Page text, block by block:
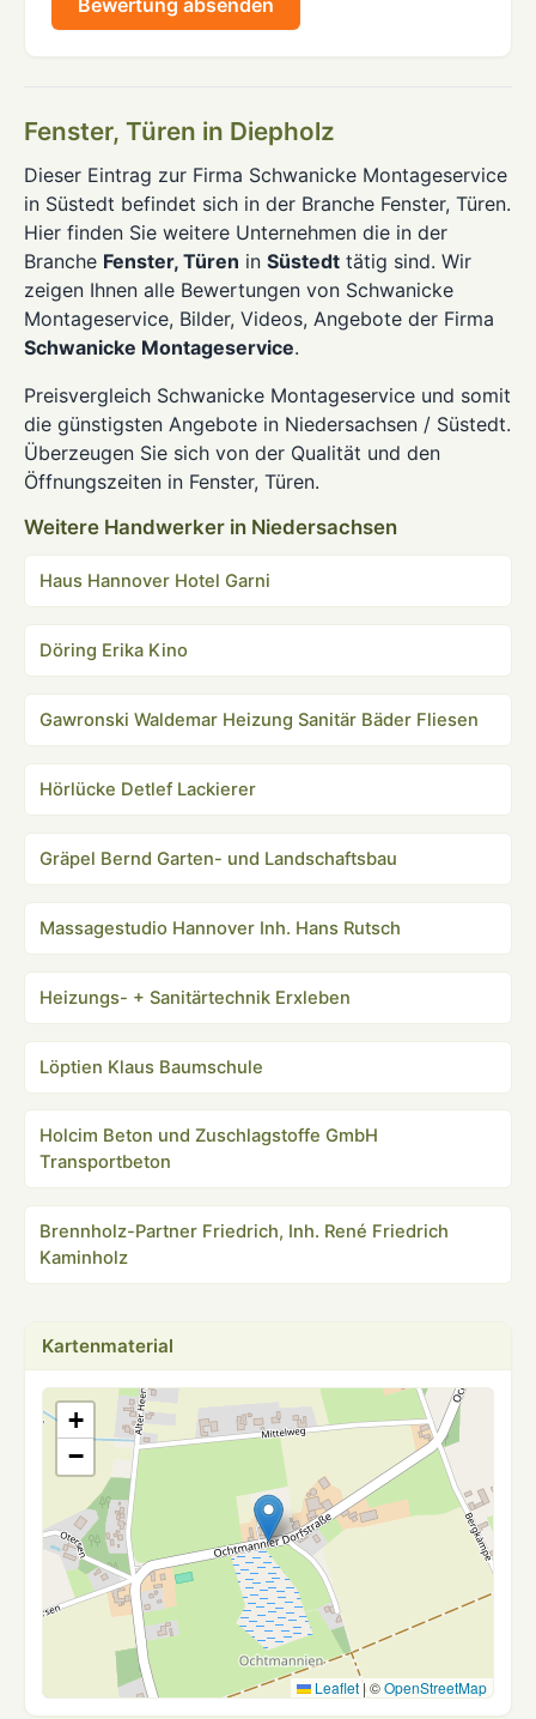
Fenster, Türen in Diepholz
Dieser Eintrag zur Firma Schwanicke Montageservice
in Süstedt befindet sich in der Branche Fenster, Türen.
Hier finden Sie weitere Unternehmen die in der
Branche Fenster, Türen in Süstedt tätig sind. Wir
zeigen Ihnen alle Bewertungen von Schwanicke
Montageservice, Bilder, Videos, Angebote der Firma
Schwanicke Montageservice.
Preisvergleich Schwanicke Montageservice und somit
die günstigsten Angebote in Niedersachsen / Süstedt.
Überzeugen Sie sich von der Qualität und den
Öffnungszeiten in Fenster, Türen.
Weitere Handwerker in Niedersachsen
Haus Hannover Hotel Garni
Döring Erika Kino
Gawronski Waldemar Heizung Sanitär Bäder Fliesen
Hörlücke Detlef Lackierer
Gräpel Bernd Garten- und Landschaftsbau
Massagestudio Hannover Inh. Hans Rutsch
Heizungs- + Sanitärtechnik Erxleben
Löptien Klaus Baumschule
Holcim Beton und Zuschlagstoffe GmbH
Transportbeton
Brennholz-Partner Friedrich, Inh. René Friedrich
Kaminholz
Kartenmaterial
+
−
Leaflet |©OpenStreetMap